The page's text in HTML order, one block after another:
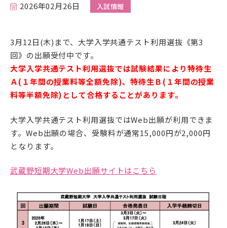
一般の方
企業の方
2026年02月26日 入試情報
3月12日(木)まで、大学入学共通テスト利用選抜《第3
回》の出願受付中です。
大学入学共通テスト利用選抜では試験結果により特待生
Ａ(１年間の授業料等全額免除)、特待生Ｂ(１年間の授業
料等半額免除)として合格することがあります。
大学入学共通テスト利用選抜ではWeb出願が利用できま
す。Web出願の場合、受験料が通常15,000円が2,000円
となります。
武蔵野短期大学Web出願サイトはこちら